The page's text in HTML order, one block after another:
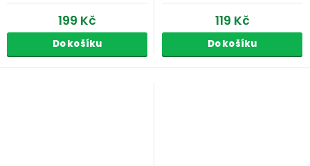
199 Kč
Do košíku
119 Kč
Do košíku